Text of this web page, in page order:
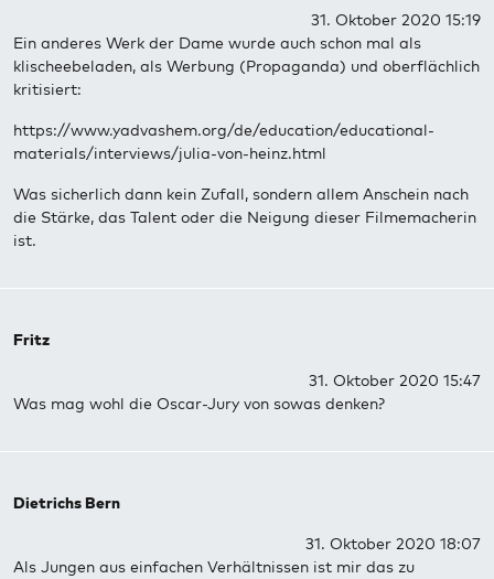
31. Oktober 2020 15:19
Ein anderes Werk der Dame wurde auch schon mal als
klischeebeladen, als Werbung (Propaganda) und oberflächlich
kritisiert:
https://www.yadvashem.org/de/education/educational-
materials/interviews/julia-von-heinz.html
Was sicherlich dann kein Zufall, sondern allem Anschein nach
die Stärke, das Talent oder die Neigung dieser Filmemacherin
ist.
Fritz
31. Oktober 2020 15:47
Was mag wohl die Oscar-Jury von sowas denken?
Dietrichs Bern
31. Oktober 2020 18:07
Als Jungen aus einfachen Verhältnissen ist mir das zu